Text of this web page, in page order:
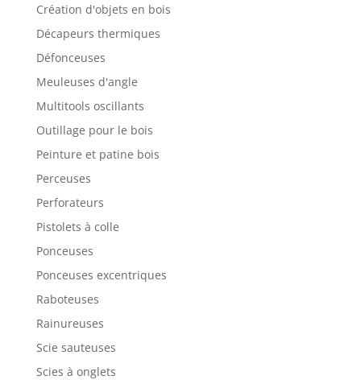
Création d'objets en bois
Décapeurs thermiques
Défonceuses
Meuleuses d'angle
Multitools oscillants
Outillage pour le bois
Peinture et patine bois
Perceuses
Perforateurs
Pistolets à colle
Ponceuses
Ponceuses excentriques
Raboteuses
Rainureuses
Scie sauteuses
Scies à onglets